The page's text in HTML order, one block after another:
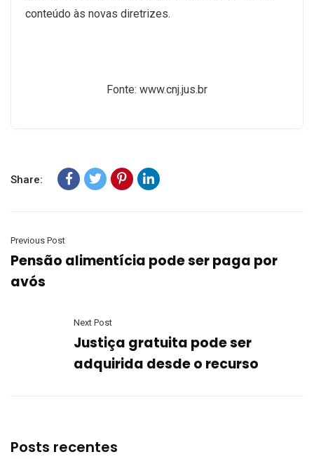
conteúdo às novas diretrizes.
Fonte: www.cnj.jus.br
Share:
Previous Post
Pensão alimentícia pode ser paga por
avós
Next Post
Justiça gratuita pode ser
adquirida desde o recurso
Posts recentes